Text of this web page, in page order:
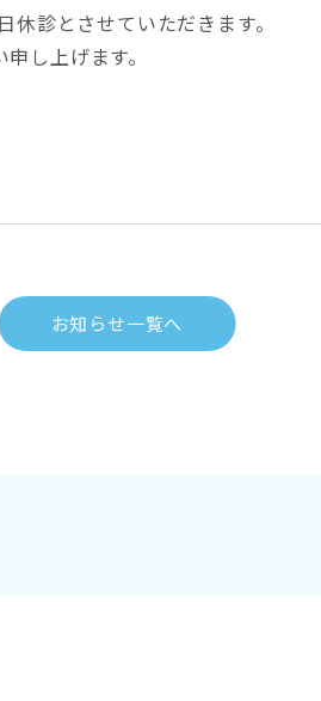
診とさせていただきます。
し上げます。
お知らせ一覧へ